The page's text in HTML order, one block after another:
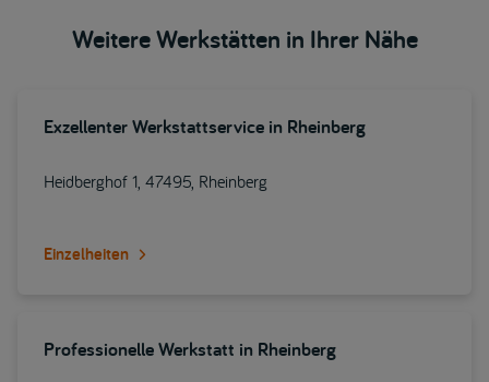
Weitere Werkstätten in Ihrer Nähe
Exzellenter Werkstattservice in Rheinberg
Heidberghof 1, 47495, Rheinberg
Einzelheiten
Professionelle Werkstatt in Rheinberg